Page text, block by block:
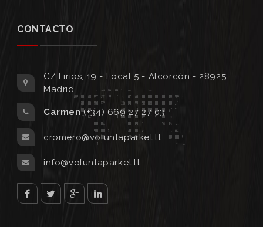
CONTACTO
C/ Lirios, 19 - Local 5 - Alcorcón - 28925
Madrid
Carmen(+34) 669 27 27 03
cromero@voluntaparket.lt
info@voluntaparket.lt